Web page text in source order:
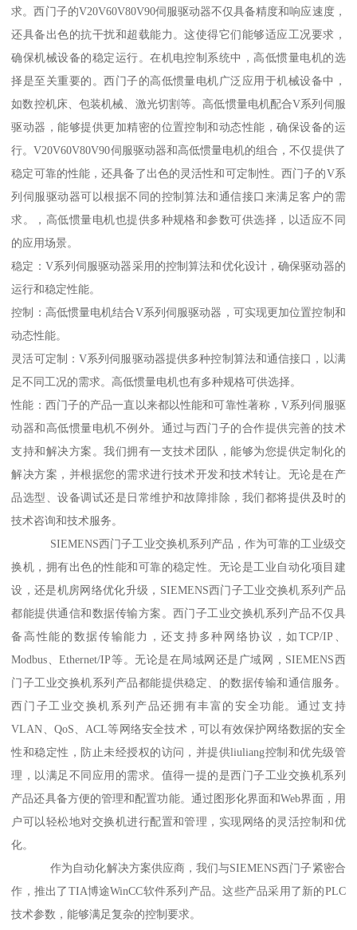
求。西门子的V20V60V80V90伺服驱动器不仅具备精度和响应速度，
还具备出色的抗干扰和超载能力。这使得它们能够适应工况要求，
确保机械设备的稳定运行。在机电控制系统中，高低惯量电机的选
择是至关重要的。西门子的高低惯量电机广泛应用于机械设备中，
如数控机床、包装机械、激光切割等。高低惯量电机配合V系列伺服
驱动器，能够提供更加精密的位置控制和动态性能，确保设备的运
行。V20V60V80V90伺服驱动器和高低惯量电机的组合，不仅提供了
稳定可靠的性能，还具备了出色的灵活性和可定制性。西门子的V系
列伺服驱动器可以根据不同的控制算法和通信接口来满足客户的需
求。，高低惯量电机也提供多种规格和参数可供选择，以适应不同
的应用场景。
稳定：V系列伺服驱动器采用的控制算法和优化设计，确保驱动器的
运行和稳定性能。
控制：高低惯量电机结合V系列伺服驱动器，可实现更加位置控制和
动态性能。
灵活可定制：V系列伺服驱动器提供多种控制算法和通信接口，以满
足不同工况的需求。高低惯量电机也有多种规格可供选择。
性能：西门子的产品一直以来都以性能和可靠性著称，V系列伺服驱
动器和高低惯量电机不例外。通过与西门子的合作提供完善的技术
支持和解决方案。我们拥有一支技术团队，能够为您提供定制化的
解决方案，并根据您的需求进行技术开发和技术转让。无论是在产
品选型、设备调试还是日常维护和故障排除，我们都将提供及时的
技术咨询和技术服务。
SIEMENS西门子工业交换机系列产品，作为可靠的工业级交
换机，拥有出色的性能和可靠的稳定性。无论是工业自动化项目建
设，还是机房网络优化升级，SIEMENS西门子工业交换机系列产品
都能提供通信和数据传输方案。西门子工业交换机系列产品不仅具
备高性能的数据传输能力，还支持多种网络协议，如TCP/IP、
Modbus、Ethernet/IP等。无论是在局域网还是广域网，SIEMENS西
门子工业交换机系列产品都能提供稳定、的数据传输和通信服务。
西门子工业交换机系列产品还拥有丰富的安全功能。通过支持
VLAN、QoS、ACL等网络安全技术，可以有效保护网络数据的安全
性和稳定性，防止未经授权的访问，并提供liuliang控制和优先级管
理，以满足不同应用的需求。值得一提的是西门子工业交换机系列
产品还具备方便的管理和配置功能。通过图形化界面和Web界面，用
户可以轻松地对交换机进行配置和管理，实现网络的灵活控制和优
化。
作为自动化解决方案供应商，我们与SIEMENS西门子紧密合
作，推出了TIA博途WinCC软件系列产品。这些产品采用了新的PLC
技术参数，能够满足复杂的控制要求。